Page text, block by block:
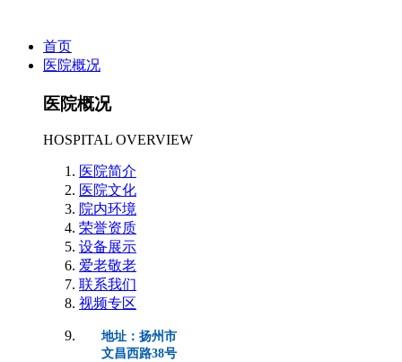
首页
医院概况
医院概况
HOSPITAL OVERVIEW
医院简介
医院文化
院内环境
荣誉资质
设备展示
爱老敬老
联系我们
视频专区
地址：扬州市
文昌西路38号